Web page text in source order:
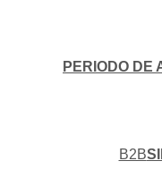
PERIODO DE
B2B